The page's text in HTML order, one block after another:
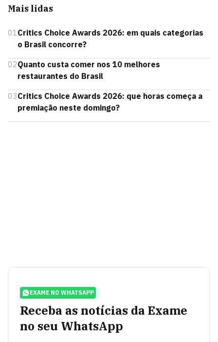
Mais lidas
01Critics Choice Awards 2026: em quais categorias
o Brasil concorre?
02Quanto custa comer nos 10 melhores
restaurantes do Brasil
03Critics Choice Awards 2026: que horas começa a
premiação neste domingo?
EXAME NO WHATSAPP
Receba as notícias da Exame
no seu WhatsApp